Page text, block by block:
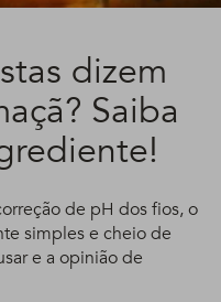
dizem
Saiba
de pH dos fios, o
simples e cheio de
e a opinião de